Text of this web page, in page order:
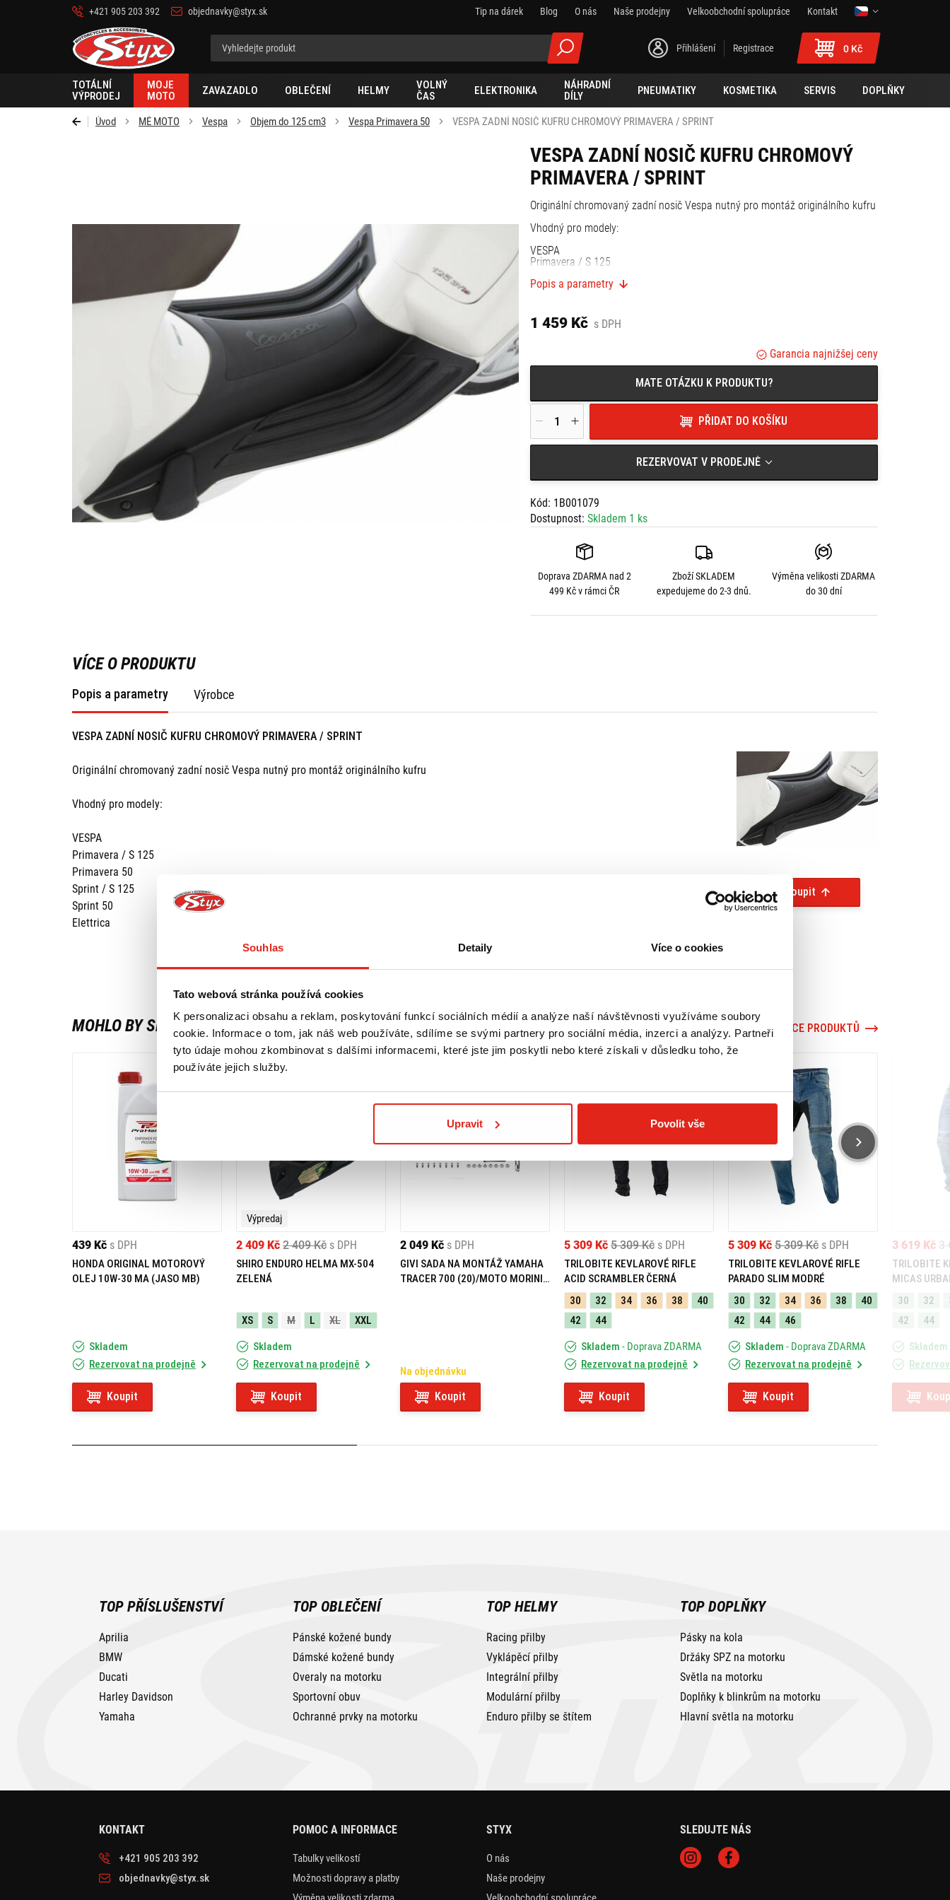
Souhlas Detaily Více o cookies
Tato webová stránka používá cookies
K personalizaci obsahu a reklam, poskytování funkcí sociálních médií a analýze naší návštěvnosti využíváme soubory
cookie. Informace o tom, jak náš web používáte, sdílíme se svými partnery pro sociální média, inzerci a analýzy. Partneři
tyto údaje mohou zkombinovat s dalšími informacemi, které jste jim poskytli nebo které získali v důsledku toho, že
používáte jejich služby.
Upravit Povolit vše
+421 905 203 392 objednavky@styx.sk Tip na dárek Blog O nás Naše prodejny Velkoobchodní spolupráce
Kontakt
Styx-
cz
Přihlášení Registrace 0 Kč
TOTÁLNÍ
VÝPRODEJ
MOJE
MOTO
ZAVAZADLO OBLEČENÍ HELMY
VOLNÝ
ČAS
ELEKTRONIKA
NÁHRADNÍ
DÍLY
PNEUMATIKY KOSMETIKA SERVIS DOPLŇKY
Úvod MÉ MOTO Vespa Objem do 125 cm3 Vespa Primavera 50 VESPA ZADNÍ NOSIČ KUFRU CHROMOVÝ PRIMAVERA / SPRINT
VESPA ZADNÍ NOSIČ KUFRU CHROMOVÝ
PRIMAVERA / SPRINT
Originální chromovaný zadní nosič Vespa nutný pro montáž originálního kufru
Vhodný pro modely:
VESPA
Primavera / S 125
Sprint / S 125
Popis a parametry
1 459 Kč s DPH
Garancia najnižšej ceny
MATE OTÁZKU K PRODUKTU?
PŘIDAT DO KOŠÍKU
REZERVOVAT V PRODEJNĚ
Kód: 1B001079
Dostupnost: Skladem 1 ks
Doprava ZDARMAnad 2
499 Kč v rámci ČR
Zboží SKLADEM
expedujeme do 2-3 dnů.
Výměna velikostiZDARMA
do 30 dní
VÍCE O PRODUKTU
Popis a parametry Výrobce
VESPA ZADNÍ NOSIČ KUFRU CHROMOVÝ PRIMAVERA / SPRINT
Originální chromovaný zadní nosič Vespa nutný pro montáž originálního kufru
Vhodný pro modely:
VESPA
Primavera / S 125
Primavera 50
Sprint / S 125
Sprint 50
Elettrica
Koupit
MOHLO BY SE VÁM LÍBIT VÍCE PRODUKTŮ
439 Kč s DPH
HONDA ORIGINAL MOTOROVÝ
OLEJ 10W-30 MA (JASO MB)
Skladem
Rezervovat na prodejně
Koupit
Výpredaj
2 409 Kč
2 409 Kč s DPH
SHIRO ENDURO HELMA MX-504
ZELENÁ
XS S M L XL XXL
Skladem
Rezervovat na prodejně
Koupit
2 049 Kč s DPH
GIVI SADA NA MONTÁŽ YAMAHA
TRACER 700 (20)/MOTO MORINI
Na objednávku
Koupit
5 309 Kč
5 309 Kč s DPH
TRILOBITE KEVLAROVÉ RIFLE
ACID SCRAMBLER ČERNÁ
30
32 34 36 38
40
42
44
Skladem - Doprava ZDARMA
Rezervovat na prodejně
Koupit
5 309 Kč
5 309 Kč s DPH
TRILOBITE KEVLAROVÉ RIFLE
PARADO SLIM MODRÉ
30
32 34 36 38
40
42
44 46
Skladem - Doprava ZDARMA
Rezervovat na prodejně
Koupit
3
3 619 Kč
TRILOBITE
MICAS
30
32
42
44
Skladem
TOP PŘÍSLUŠENSTVÍ
Aprilia
BMW
Ducati
Harley Davidson
Yamaha
TOP OBLEČENÍ
Pánské kožené bundy
Dámské kožené bundy
Overaly na motorku
Sportovní obuv
Ochranné prvky na motorku
TOP HELMY
Racing přilby
Vyklápěcí přilby
Integrální přilby
Modulární přilby
Enduro přilby se štítem
TOP DOPLŇKY
Pásky na kola
Držáky SPZ na motorku
Světla na motorku
Doplňky k blinkrům na motorku
Hlavní světla na motorku
KONTAKT
+421 905 203 392
objednavky@styx.sk
POMOC A INFORMACE
Tabulky velikostí
Možnosti dopravy a platby
STYX
O nás
Naše prodejny
SLEDUJTE NÁS